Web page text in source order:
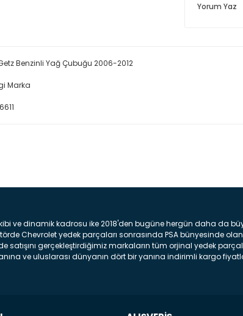
Yorum Yaz
Benzinli Yağ Çubuğu 2006-2012
Marka
ve dinamik kadrosu ike 2018'den bugüne hergün daha da
Chevrolet yedek parçaları sonrasında PSA bünyesinde
satışını gerçekleştirdiğimiz markaların tüm orjinal yedek
ve uluslarası dünyanın dört bir yanına indirimli kargo
ön kısmında bulunan plastik darbe emici amacı ile
. Fren Diski : Aracımızın ön ve arka tekerlerinde